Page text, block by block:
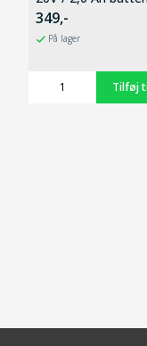
349,-
På lager